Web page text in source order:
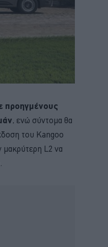
προηγμένους
, ενώ σύντομα θα
του Kangoo
μακρύτερη L2 να